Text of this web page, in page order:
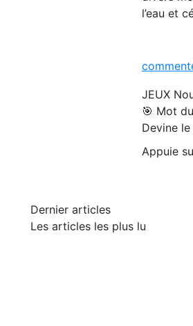
l’eau et
JEUX
🎯 Mot
Devine le
Appuie
Dernier articles
Les articles les plus lu